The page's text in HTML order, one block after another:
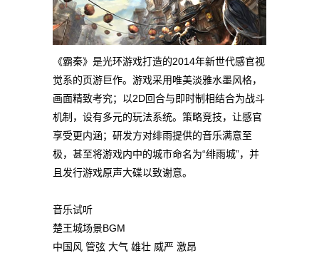
《霸秦》是光环游戏打造的2014年新世代感官视
觉系的页游巨作。游戏采用唯美淡雅水墨风格，
画面精致考究；以2D回合与即时制相结合为战斗
机制，设有多元的玩法系统。策略竞技，让感官
享受更内涵；研发方对绯雨提供的音乐满意至
极，甚至将游戏内中的城市命名为“绯雨城”，并
且发行游戏原声大碟以致谢意。
音乐试听
楚王城场景BGM
中国风 管弦 大气 雄壮 威严 激昂